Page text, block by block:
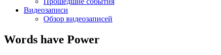
Видеозаписи
Обзор видеозаписей
Words have Power